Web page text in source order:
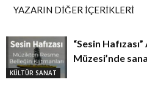
YAZARIN DİĞER İÇERİKLERİ
KÜLTÜR SANAT
“Sesin
Müzesi’nde